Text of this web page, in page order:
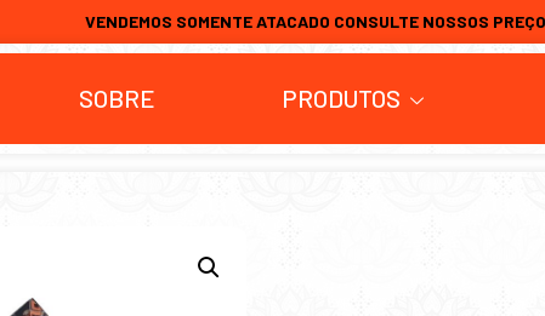
VENDEMOS SOMENTE ATACADO CONSULTE NOSSOS
SOBRE PRODUTOS